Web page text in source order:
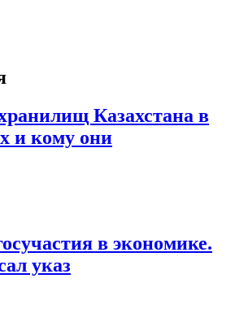
Казахстана в
и кому они
в экономике.
указ